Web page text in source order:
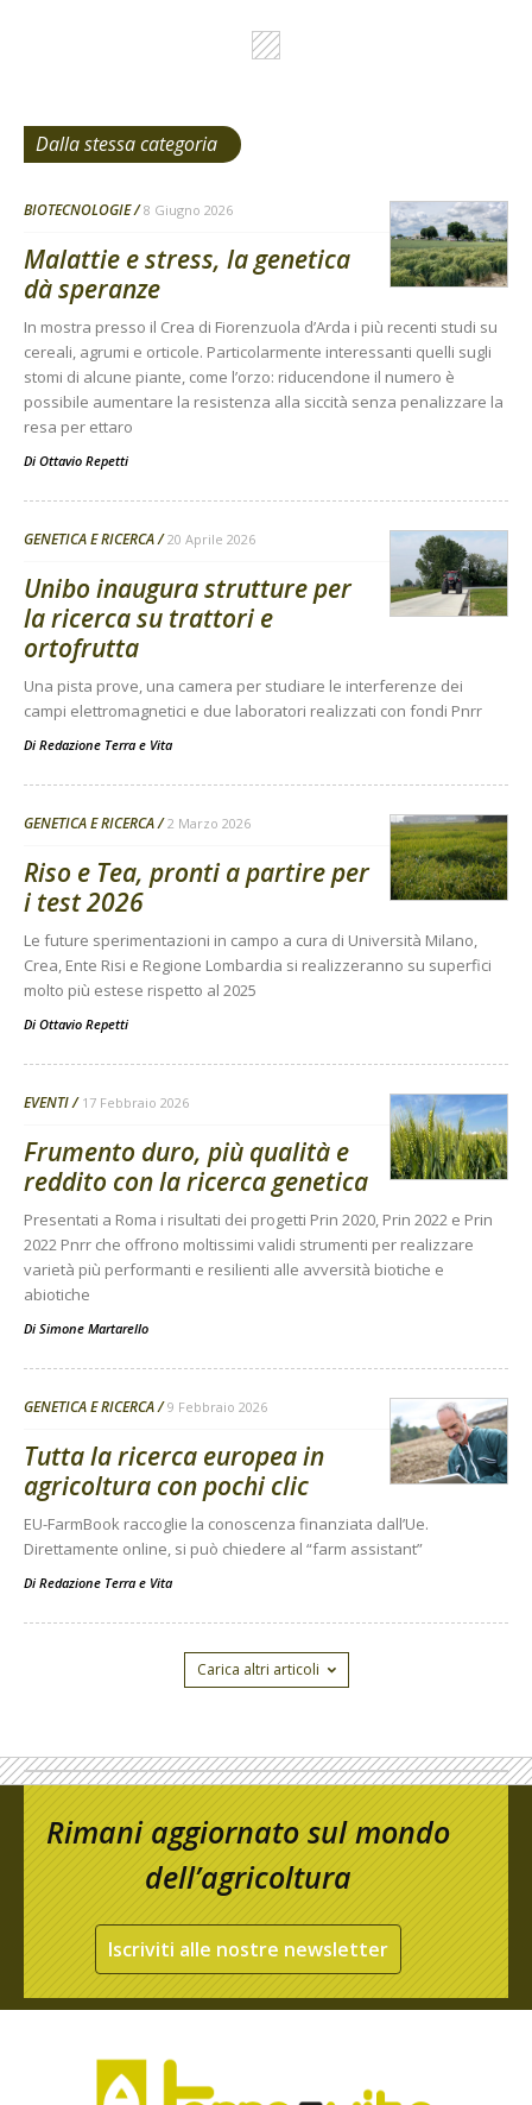
Dalla stessa categoria
BIOTECNOLOGIE 8 Giugno 2026
Malattie e stress, la genetica
dà speranze
In mostra presso il Crea di Fiorenzuola d’Arda i più recenti studi su
cereali, agrumi e orticole. Particolarmente interessanti quelli sugli
stomi di alcune piante, come l’orzo: riducendone il numero è
possibile aumentare la resistenza alla siccità senza penalizzare la
resa per ettaro
Di Ottavio Repetti
GENETICA E RICERCA 20 Aprile 2026
Unibo inaugura strutture per
la ricerca su trattori e
ortofrutta
Una pista prove, una camera per studiare le interferenze dei
campi elettromagnetici e due laboratori realizzati con fondi Pnrr
Di Redazione Terra e Vita
GENETICA E RICERCA 2 Marzo 2026
Riso e Tea, pronti a partire per
i test 2026
Le future sperimentazioni in campo a cura di Università Milano,
Crea, Ente Risi e Regione Lombardia si realizzeranno su superfici
molto più estese rispetto al 2025
Di Ottavio Repetti
EVENTI 17 Febbraio 2026
Frumento duro, più qualità e
reddito con la ricerca genetica
Presentati a Roma i risultati dei progetti Prin 2020, Prin 2022 e Prin
2022 Pnrr che offrono moltissimi validi strumenti per realizzare
varietà più performanti e resilienti alle avversità biotiche e
abiotiche
Di Simone Martarello
GENETICA E RICERCA 9 Febbraio 2026
Tutta la ricerca europea in
agricoltura con pochi clic
EU-FarmBook raccoglie la conoscenza finanziata dall’Ue.
Direttamente online, si può chiedere al “farm assistant”
Di Redazione Terra e Vita
Carica altri articoli
Rimani aggiornato sul mondo
dell’agricoltura
Iscriviti alle nostre newsletter